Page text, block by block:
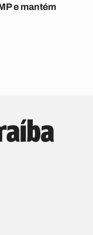
e mantém